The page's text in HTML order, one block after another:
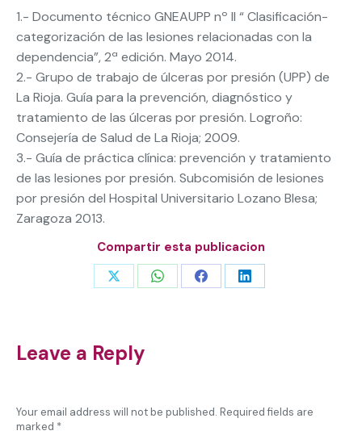
1.- Documento técnico GNEAUPP nº II “ Clasificación-
categorización de las lesiones relacionadas con la
dependencia”, 2ª edición. Mayo 2014.
2.- Grupo de trabajo de úlceras por presión (UPP) de
La Rioja. Guía para la prevención, diagnóstico y
tratamiento de las úlceras por presión. Logroño:
Consejería de Salud de La Rioja; 2009.
3.- Guía de práctica clínica: prevención y tratamiento
de las lesiones por presión. Subcomisión de lesiones
por presión del Hospital Universitario Lozano Blesa;
Zaragoza 2013.
Compartir esta publicacion
Share Share Share Share
Leave a Reply
Your email address will not be published. Required fields are
marked *